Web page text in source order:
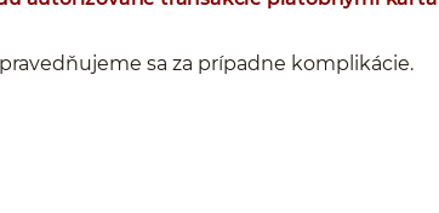
sa za prípadne komplikácie.